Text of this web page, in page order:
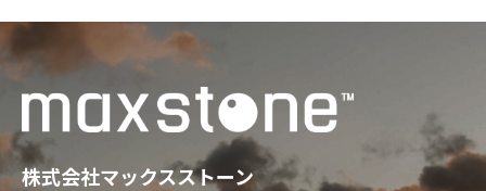
株式会社マックスストーン